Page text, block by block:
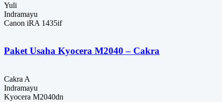
Yuli
Indramayu
Canon iRA 1435if
Paket Usaha Kyocera M2040 – Cakra
Cakra A
Indramayu
Kyocera M2040dn